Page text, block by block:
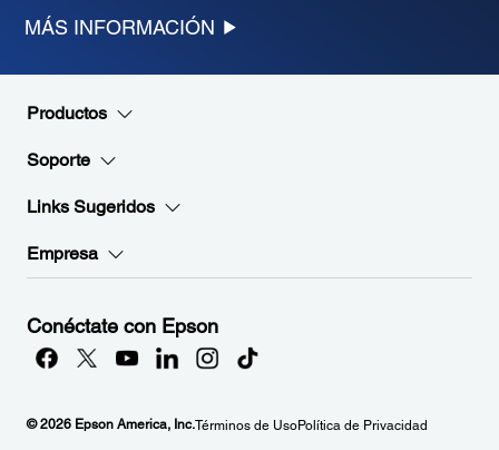
MÁS INFORMACIÓN
Productos
Soporte
Links Sugeridos
Empresa
Conéctate con Epson
© 2026 Epson America, Inc.Términos de UsoPolítica de Privacidad